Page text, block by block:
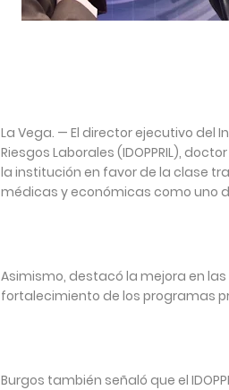
La Vega. — El director ejecutivo del
Riesgos Laborales (IDOPPRIL),
la institución en favor de la clase
médicas y económicas como uno
Asimismo, destacó la mejora en
fortalecimiento de los programas
Burgos también señaló que el